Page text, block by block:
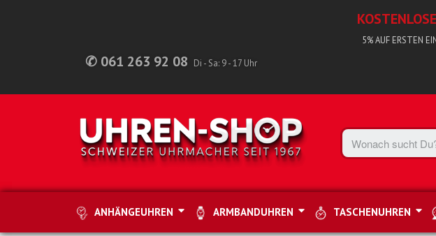
5% AUF ERSTEN
✆ 061 263 92 08 Di - Sa: 9 - 17 Uhr
ANHÄNGEUHREN ARMBANDUHREN TASCHENUHREN